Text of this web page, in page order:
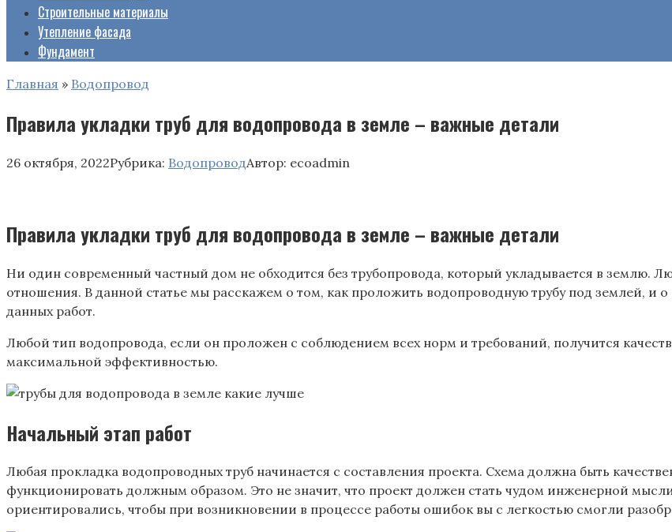
Строительные материалы
Утепление фасада
Фундамент
Главная » Водопровод
Правила укладки труб для водопровода в земле – важные детали
26 октября, 2022Рубрика: ВодопроводАвтор: ecoadmin
Правила укладки труб для водопровода в земле – важные детали
Ни один современный частный дом не обходится без трубопровода, который укладывается в землю.
отношения. В данной статье мы расскажем о том, как проложить водопроводную трубу под землей, и
данных работ.
Любой тип водопровода, если он проложен с соблюдением всех норм и требований, получится
максимальной эффективностью.
Начальный этап работ
Любая прокладка водопроводных труб начинается с составления проекта. Схема должна быть
функционировать должным образом. Это не значит, что проект должен стать чудом инженерной
ориентировались, чтобы при возникновении в процессе работы ошибок вы с легкостью смогли